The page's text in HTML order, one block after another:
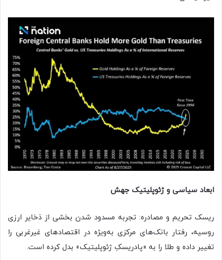
ابعاد سیاسی و ژئوپلیتیک جهش
ریسک تحریم و مصادره: تجربه مسدود شدن بخشی از ذخایر ارزی
روسیه، رفتار بانک‌های مرکزی به‌ویژه در اقتصادهای غیرغربی را
تغییر داده و طلا را به «پادریسکِ ژئوپلیتیک» بدل کرده است.